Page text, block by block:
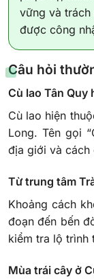
vững và trách
được công
Câu hỏi
Cù lao Tân Quy
Cù lao hiện
Long. Tên gọi
địa giới và cách
Từ trung tâm
Khoảng cách
đoạn đến bến
kiểm tra lộ trình
Mùa trái cây ở